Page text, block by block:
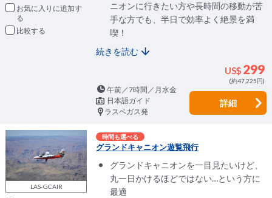
お気に入りに追加
比較
ニオンに行きたい方や長時間の移動が苦
手な方でも、半日で効率よく絶景を満
喫！
続きを読む
US$ 299
(約47,225円)
午前／7時間／月水金
日本語ガイド
ラスベガス発
詳細
LAS-GCAIR
時間も選べる
グランドキャニオン遊覧飛行
グランドキャニオンを一目見たいけど、
丸一日かけるほどではない…という方に
最適